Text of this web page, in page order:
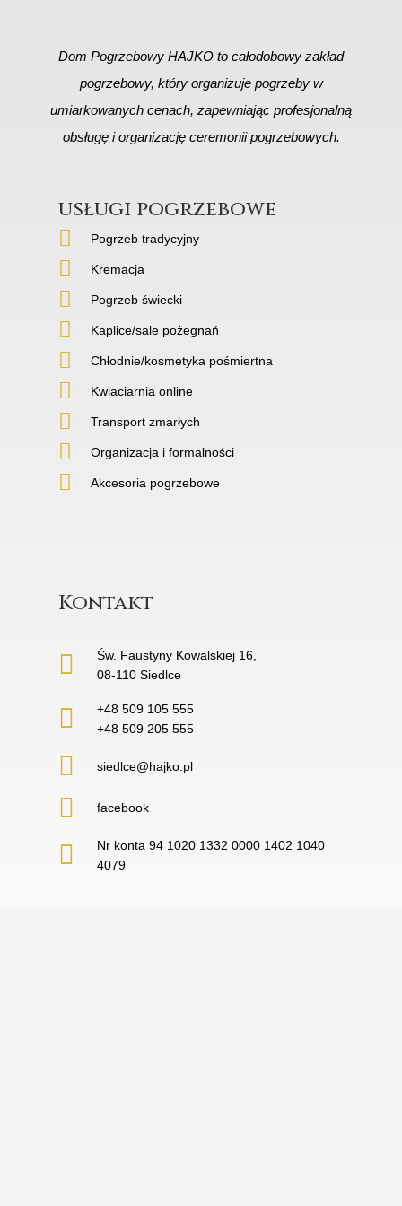
Dom Pogrzebowy HAJKO to całodobowy zakład
pogrzebowy, który organizuje pogrzeby w
umiarkowanych cenach, zapewniając profesjonalną
obsługę i organizację ceremonii pogrzebowych.
usługi pogrzebowe
Pogrzeb tradycyjny
Kremacja
Pogrzeb świecki
Kaplice/sale pożegnań
Chłodnie/kosmetyka pośmiertna
Kwiaciarnia online
Transport zmarłych
Organizacja i formalności
Akcesoria pogrzebowe
Kontakt
Św. Faustyny Kowalskiej 16,
08-110 Siedlce
+48 509 105 555
+48 509 205 555
siedlce@hajko.pl
facebook
Nr konta 94 1020 1332 0000 1402 1040
4079